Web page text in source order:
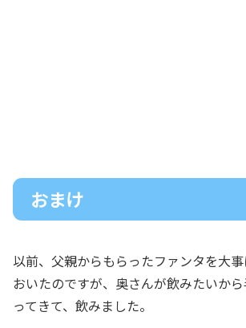
おまけ
以前、父親からもらったファンタを大
おいたのですが、奥さんが飲みたいか
ってきて、飲みました。